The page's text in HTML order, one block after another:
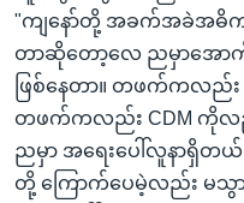
"ကျနော်တို့ အခက်အခဲအဓိက
တာဆိုတော့လေ ညမှာအော
ဖြစ်နေတာ။ တဖက်ကလည်
တဖက်ကလည်း CDM ကိုလ
ညမှာ အရေးပေါ်လူနာရှိတ
တို့ ကြောက်ပေမဲ့လည်း မသွ